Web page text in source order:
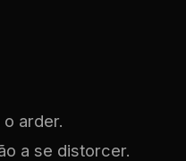
arder.
a se distorcer.